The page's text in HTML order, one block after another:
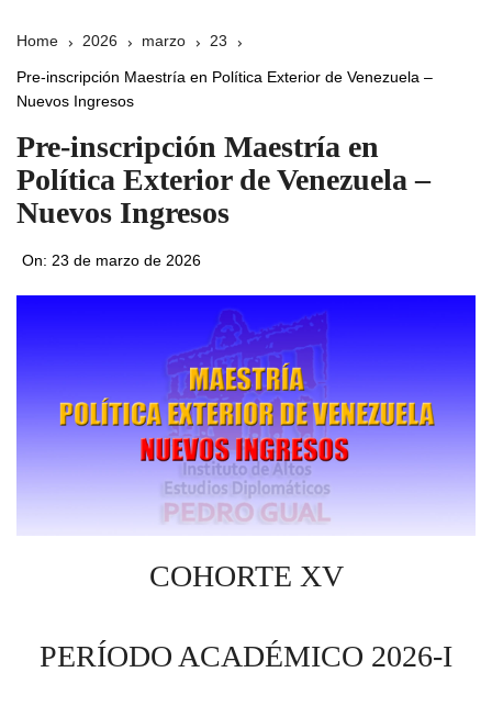
Home 2026 marzo 23
Pre-inscripción Maestría en Política Exterior de Venezuela –
Nuevos Ingresos
Pre-inscripción Maestría en
Política Exterior de Venezuela –
Nuevos Ingresos
On: 23 de marzo de 2026
COHORTE XV
PERÍODO ACADÉMICO 2026-I